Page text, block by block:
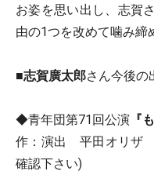
お姿を思い出し、志賀
由の1つを改めて噛み締
■志賀廣太郎さん今後の
◆青年団第71回公演 『
作：演出 平田オ
確認下さい)